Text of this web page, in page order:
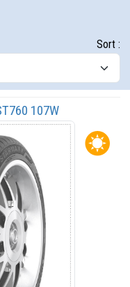
Sort :
107W